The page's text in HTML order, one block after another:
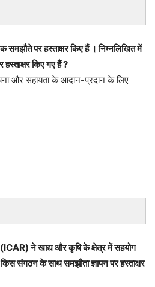
समझौते पर हस्ताक्षर किए हैं । निम्नलिखित में
किए गए हैं ?
और सहायता के आदान-प्रदान के लिए
ने खाद्य और कृषि के क्षेत्र में सहयोग
संगठन के साथ समझौता ज्ञापन पर हस्ताक्षर